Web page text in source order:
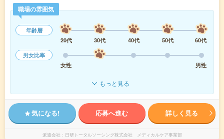
職場の雰囲気
年齢層
20代
30代 40代 50代
60代
男女比率
女性
男性
もっと見る
気になる! 応募へ進む 詳しく見る
派遣会社 日研トータルソーシング株式会社 メディカルケア事業部